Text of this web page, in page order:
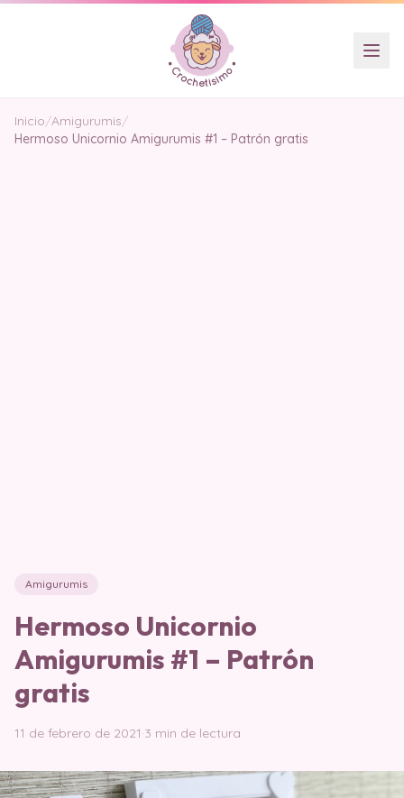
Inicio/Amigurumis/
Hermoso Unicornio Amigurumis #1 – Patrón gratis
Amigurumis
Hermoso Unicornio
Amigurumis #1 – Patrón
gratis
11 de febrero de 2021·3 min de lectura